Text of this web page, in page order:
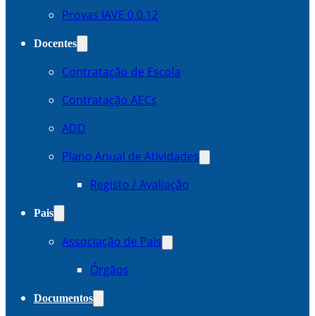
Provas IAVE 0.0.12
Docentes
Contratação de Escola
Contratação AECs
ADD
Plano Anual de Atividades
Registo / Avaliação
Pais
Associação de Pais
Órgãos
Documentos